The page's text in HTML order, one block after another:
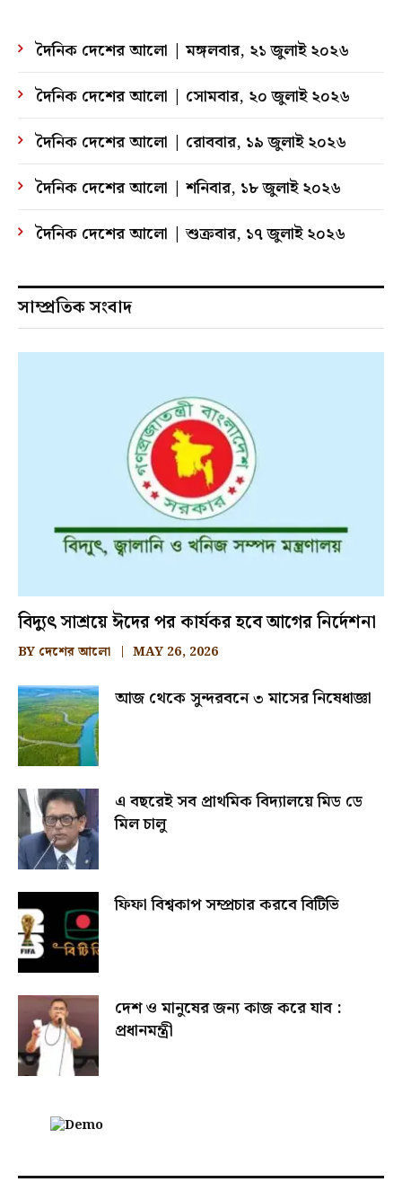
দৈনিক দেশের আলো | মঙ্গলবার, ২১ জুলাই ২০২৬
দৈনিক দেশের আলো | সোমবার, ২০ জুলাই ২০২৬
দৈনিক দেশের আলো | রোববার, ১৯ জুলাই ২০২৬
দৈনিক দেশের আলো | শনিবার, ১৮ জুলাই ২০২৬
দৈনিক দেশের আলো | শুক্রবার, ১৭ জুলাই ২০২৬
সাম্প্রতিক সংবাদ
বিদ্যুৎ সাশ্রয়ে ঈদের পর কার্যকর হবে আগের নির্দেশনা
BY দেশের আলো MAY 26, 2026
আজ থেকে সুন্দরবনে ৩ মাসের নিষেধাজ্ঞা
এ বছরেই সব প্রাথমিক বিদ্যালয়ে মিড ডে
মিল চালু
ফিফা বিশ্বকাপ সম্প্রচার করবে বিটিভি
দেশ ও মানুষের জন্য কাজ করে যাব :
প্রধানমন্ত্রী